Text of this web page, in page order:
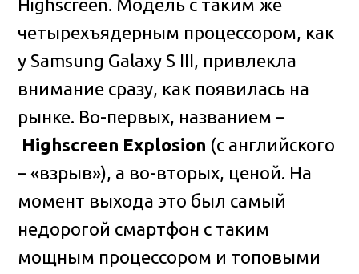
Highscreen. Модель с таким же
четырехъядерным процессором, как
у Samsung Galaxy S III, привлекла
внимание сразу, как появилась на
рынке. Во-первых, названием –
Highscreen Explosion (с английского
– «взрыв»), а во-вторых, ценой. На
момент выхода это был самый
недорогой смартфон с таким
мощным процессором и топовыми